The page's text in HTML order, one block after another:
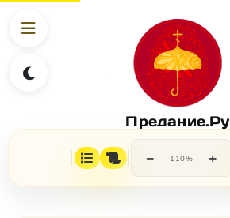
Предание.Ру
− 110% +